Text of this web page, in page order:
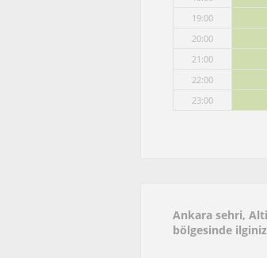
19:00
20:00
21:00
22:00
23:00
Ankara sehri,
bölgesinde